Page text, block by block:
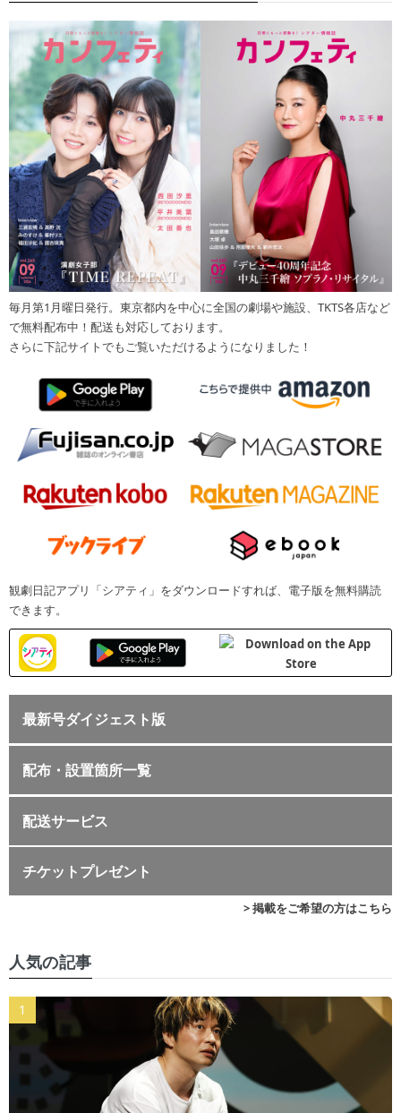
毎月第1月曜日発行。東京都内を中心に全国の劇場や施設、TKTS各店など
で無料配布中！配送も対応しております。
さらに下記サイトでもご覧いただけるようになりました！
観劇日記アプリ「シアティ」をダウンロードすれば、電子版を無料購読
できます。
最新号ダイジェスト版
配布・設置箇所一覧
配送サービス
チケットプレゼント
> 掲載をご希望の方はこちら
人気の記事